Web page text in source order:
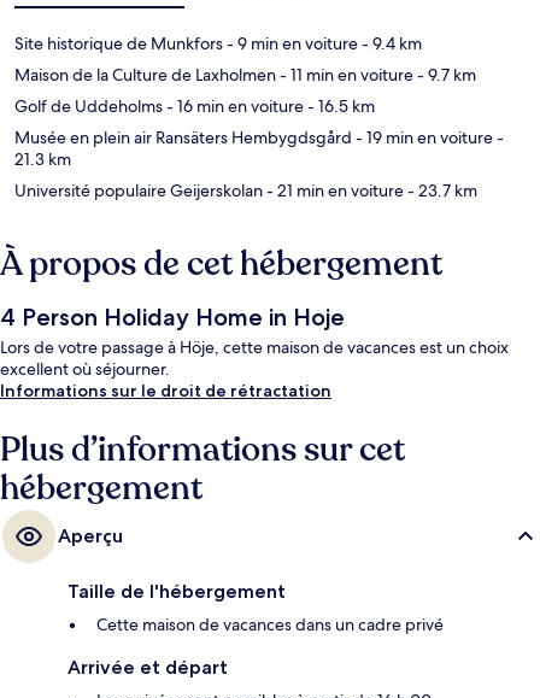
Site historique de Munkfors- 9 min en voiture- 9.4 km
Maison de la Culture de Laxholmen- 11 min en voiture- 9.7 km
Golf de Uddeholms- 16 min en voiture- 16.5 km
Musée en plein air Ransäters Hembygdsgård - 19 min en voiture-
21.3 km
Université populaire Geijerskolan- 21 min en voiture- 23.7 km
À propos de cet hébergement
4 Person Holiday Home in Hoje
Lors de votre passage à Höje, cette maison de vacances est un choix
excellent où séjourner.
Informations sur le droit de rétractation
Plus d’informations sur cet
hébergement
Aperçu
Taille de l'hébergement
Cette maison de vacances dans un cadre privé
Arrivée et départ